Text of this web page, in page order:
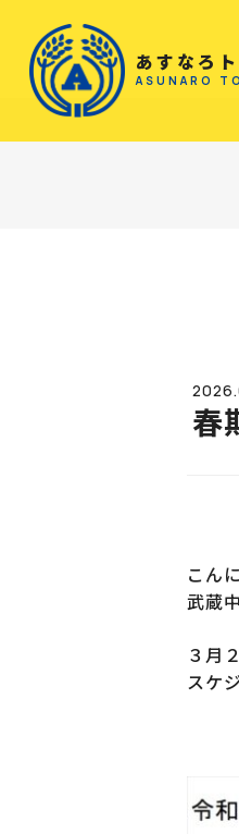
あすなろ
ASUNARO
春
こん
武蔵
３月
スケ